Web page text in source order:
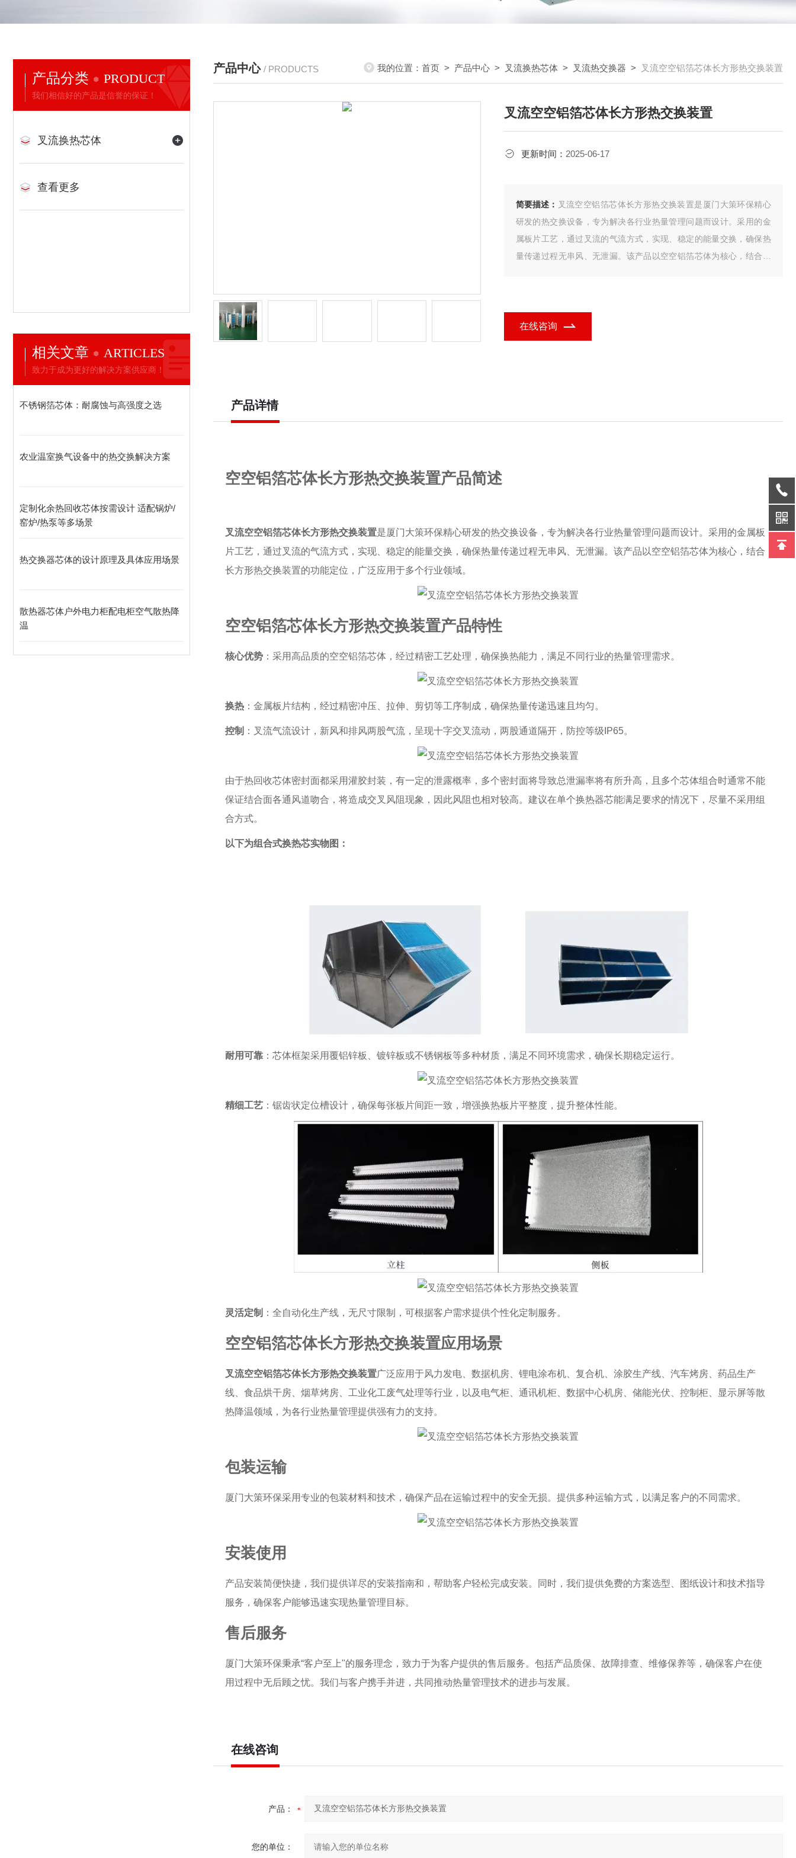
产品分类 PRODUCT
我们相信好的产品是信誉的保证！
叉流换热芯体
查看更多
相关文章 ARTICLES
致力于成为更好的解决方案供应商！
不锈钢箔芯体：耐腐蚀与高强度之选
农业温室换气设备中的热交换解决方案
定制化余热回收芯体按需设计 适配锅炉/
窑炉/热泵等多场景
热交换器芯体的设计原理及具体应用场景
散热器芯体户外电力柜配电柜空气散热降
温
产品中心 / PRODUCTS 我的位置： 首页 > 产品中心 > 叉流换热芯体 > 叉流热交换器 > 叉流空空铝箔芯体长方形热交换装置
叉流空空铝箔芯体长方形热交换装置
更新时间： 2025-06-17
简要描述： 叉流空空铝箔芯体长方形热交换装置是厦门大策环保精心
研发的热交换设备，专为解决各行业热量管理问题而设计。采用的金
属板片工艺，通过叉流的气流方式，实现、稳定的能量交换，确保热
量传递过程无串风、无泄漏。该产品以空空铝箔芯体为核心，结合长
在线咨询
产品详情
空空铝箔芯体长方形热交换装置产品简述
叉流空空铝箔芯体长方形热交换装置是厦门大策环保精心研发的热交换设备，专为解决各行业热量管理问题而设计。采用的金属板
片工艺，通过叉流的气流方式，实现、稳定的能量交换，确保热量传递过程无串风、无泄漏。该产品以空空铝箔芯体为核心，结合
长方形热交换装置的功能定位，广泛应用于多个行业领域。
空空铝箔芯体长方形热交换装置产品特性
核心优势 ：采用高品质的空空铝箔芯体，经过精密工艺处理，确保换热能力，满足不同行业的热量管理需求。
换热 ：金属板片结构，经过精密冲压、拉伸、剪切等工序制成，确保热量传递迅速且均匀。
控制 ：叉流气流设计，新风和排风两股气流，呈现十字交叉流动，两股通道隔开，防控等级IP65。
由于热回收芯体密封面都采用灌胶封装，有一定的泄露概率，多个密封面将导致总泄漏率将有所升高，且多个芯体组合时通常不能
保证结合面各通风道吻合，将造成交叉风阻现象，因此风阻也相对较高。建议在单个换热器芯能满足要求的情况下，尽量不采用组
合方式。
以下为组合式换热芯实物图：
耐用可靠 ：芯体框架采用覆铝锌板、镀锌板或不锈钢板等多种材质，满足不同环境需求，确保长期稳定运行。
精细工艺 ：锯齿状定位槽设计，确保每张板片间距一致，增强换热板片平整度，提升整体性能。
灵活定制 ：全自动化生产线，无尺寸限制，可根据客户需求提供个性化定制服务。
空空铝箔芯体长方形热交换装置应用场景
叉流空空铝箔芯体长方形热交换装置广泛应用于风力发电、数据机房、锂电涂布机、复合机、涂胶生产线、汽车烤房、药品生产
线、食品烘干房、烟草烤房、工业化工废气处理等行业，以及电气柜、通讯机柜、数据中心机房、储能光伏、控制柜、显示屏等散
热降温领域，为各行业热量管理提供强有力的支持。
包装运输
厦门大策环保采用专业的包装材料和技术，确保产品在运输过程中的安全无损。提供多种运输方式，以满足客户的不同需求。
安装使用
产品安装简便快捷，我们提供详尽的安装指南和，帮助客户轻松完成安装。同时，我们提供免费的方案选型、图纸设计和技术指导
服务，确保客户能够迅速实现热量管理目标。
售后服务
厦门大策环保秉承“客户至上"的服务理念，致力于为客户提供的售后服务。包括产品质保、故障排查、维修保养等，确保客户在使
用过程中无后顾之忧。我们与客户携手并进，共同推动热量管理技术的进步与发展。
在线咨询
产品：
您的单位：